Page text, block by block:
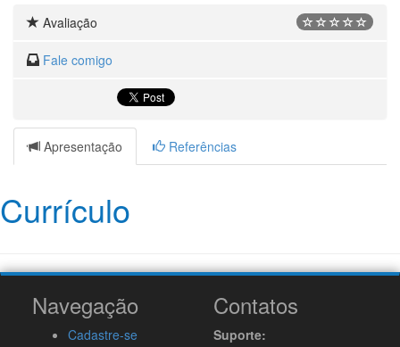
Avaliação
Fale comigo
Apresentação Referências
Currículo
Navegação
Cadastre-se
Contatos
Suporte: